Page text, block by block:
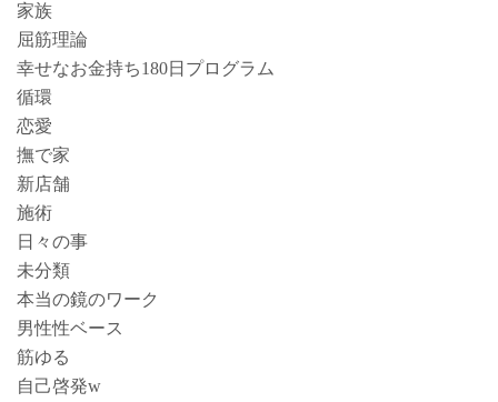
家族
屈筋理論
幸せなお金持ち180日プログラム
循環
恋愛
撫で家
新店舗
施術
日々の事
未分類
本当の鏡のワーク
男性性ベース
筋ゆる
自己啓発w